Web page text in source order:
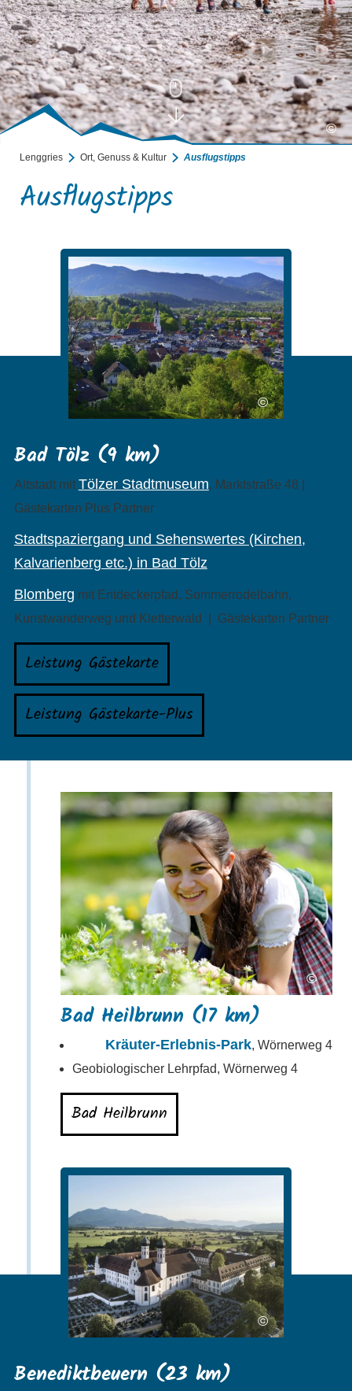
©
Lenggries Ort, Genuss & Kultur Ausflugstipps
Ausflugstipps
©
Bad Tölz (9 km)
Altstadt mit Tölzer Stadtmuseum, Marktstraße 48 |
Gästekarten Plus Partner
Stadtspaziergang und Sehenswertes (Kirchen,
Kalvarienberg etc.) in Bad Tölz
Blomberg mit Entdeckerpfad, Sommerrodelbahn,
Kunstwanderweg und Kletterwald | Gästekarten Partner
Leistung Gästekarte
Leistung Gästekarte-Plus
©
Bad Heilbrunn (17 km)
Kräuter-Erlebnis-Park, Wörnerweg 4
Geobiologischer Lehrpfad, Wörnerweg 4
Bad Heilbrunn
©
Benediktbeuern (23 km)